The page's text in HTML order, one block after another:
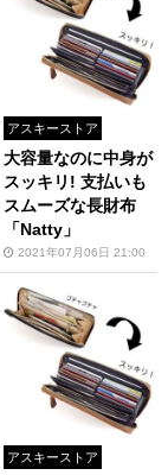
アスキーストア
大容量なのに中身が
スッキリ! 支払いも
スムーズな長財布
「Natty」
2021年07月06日 21:00
アスキーストア